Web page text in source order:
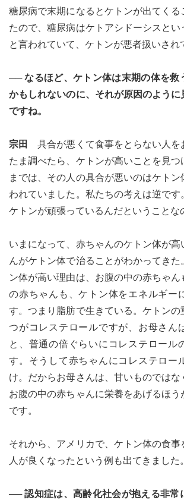
糖尿病で末期になるとケトンが出てくる
たので、糖尿病はケトアシドーシスと
と言われていて、ケトンが悪者扱いされ
── なるほど、ケトン体は末期の体を救
かもしれないのに、それが原因のように
ですね。
宗田
具合が悪くて食事をとらない人を
たま調べたら、ケトンが高いことを見つ
までは、その人の具合が悪いのはケト
われていました。私たちの考えは逆です
ケトンが頑張っているんだということな
いまになって、赤ちゃんのケトン体が
んがケトン体で治ることがわかってきた
ン体が高い理由は、お腹の中の赤ちゃん
の赤ちゃんも、ケトン体をエネルギー
す。つまり脂肪で生きている。ケトンの
つがコレステロールですが、お母さん
と、普通の倍ぐらいにコレステロール
す。そうして赤ちゃんにコレステロー
け。だからお母さんは、甘いものではな
お腹の中の赤ちゃんに栄養をあげるほう
です。
それから、アメリカで、ケトン体の食
人が良くなったという例も出てきました。
── 認知症は、高齢化社会が抱える非常